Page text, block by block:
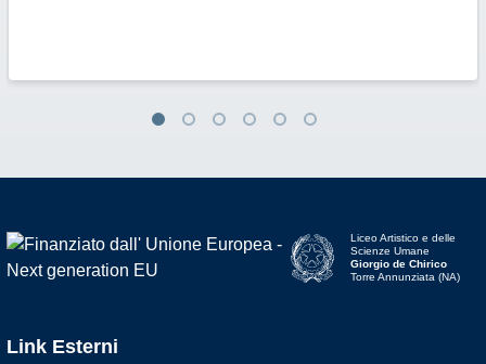
Liceo Artistico e delle
Scienze Umane
Giorgio de Chirico
Torre Annunziata (NA)
Link Esterni